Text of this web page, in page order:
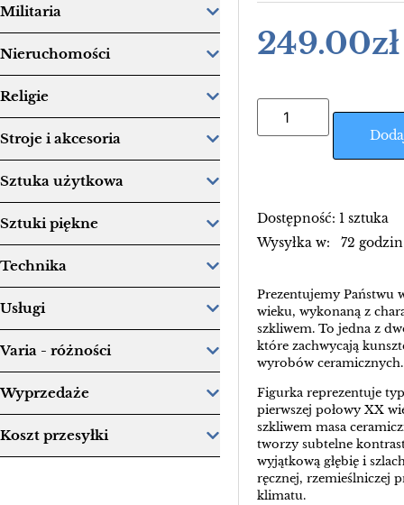
Militaria
Nieruchomości
Religie
Stroje i akcesoria
Sztuka użytkowa
Sztuki piękne
Technika
Usługi
Varia - różności
Wyprzedaże
Koszt przesyłki
249.00zł
Dostępność: 1 sztuka
Wysyłka w: 72 godzin
Prezentujemy Państwu
wieku, wykonaną z
szkliwem. To jedna z
które zachwycają
wyrobów ceramicznych.
Figurka reprezentuje
pierwszej połowy XX
szkliwem masa
tworzy subtelne
wyjątkową głębię i
ręcznej, rzemieślniczej
klimatu.